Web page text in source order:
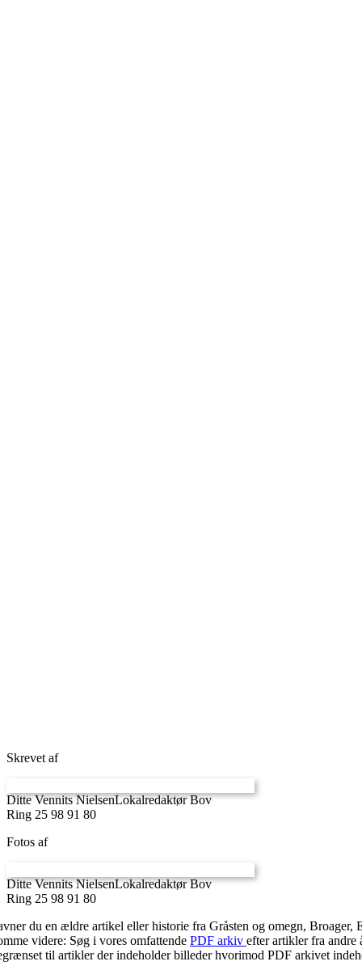
Skrevet af
Ditte Vennits NielsenLokalredaktør Bov
Ring 25 98 91 80
Fotos af
Ditte Vennits NielsenLokalredaktør Bov
Ring 25 98 91 80
du en ældre artikel eller historie fra Gråsten og omegn,
videre: Søg i vores omfattende PDF arkiv efter artikler fra
til artikler der indeholder billeder hvorimod PDF arkivet